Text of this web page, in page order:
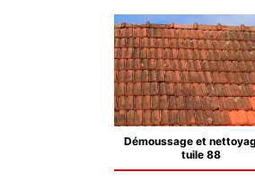
Démoussage et
tuile 88